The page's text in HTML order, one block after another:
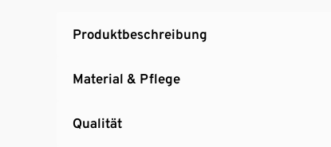
Produktbeschreibung
Material & Pflege
Qualität